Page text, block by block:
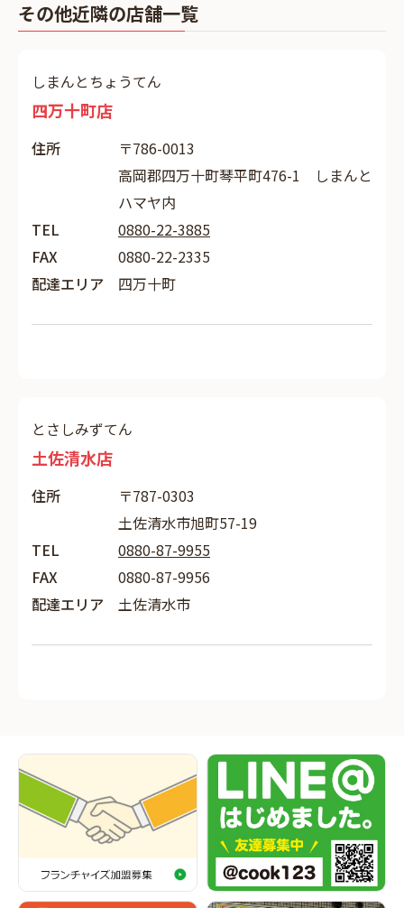
その他近隣の店舗一覧
しまんとちょうてん
四万十町店
住所
〒786-0013
高岡郡四万十町琴平町476-1 しまんと
ハマヤ内
TEL
0880-22-3885
FAX
0880-22-2335
配達エリア
四万十町
とさしみずてん
土佐清水店
住所
〒787-0303
土佐清水市旭町57-19
TEL
0880-87-9955
FAX
0880-87-9956
配達エリア
土佐清水市